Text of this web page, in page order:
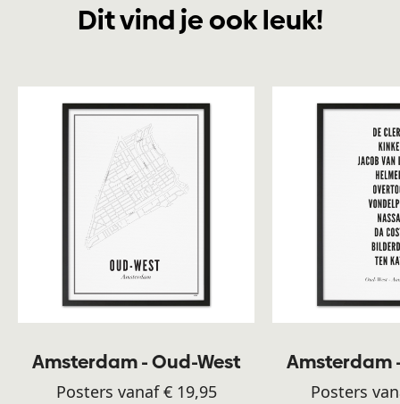
Dit vind je ook leuk!
Amsterdam - Oud-West
Posters vanaf € 19,95
Amsterdam
Posters